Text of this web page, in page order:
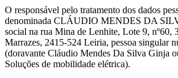
O responsável pelo tratamento dos dados
denominada CLÁUDIO MENDES DA
social na rua Mina de Lenhite, Lote 9, nº60,
Marrazes, 2415-524 Leiria, pessoa singular
(doravante Cláudio Mendes Da Silva Ginja
Soluções de mobilidade elétrica).